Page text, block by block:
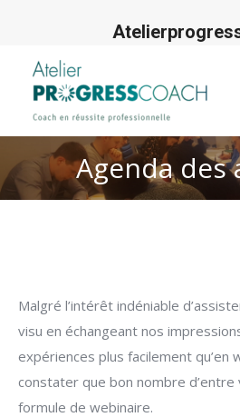
Agenda des
Malgré l’intérêt indéniable
visu en échangeant nos
expériences plus facilement qu’en
constater que bon nombre
formule de webinaire.